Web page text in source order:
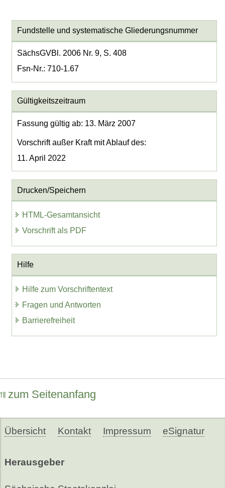
Fundstelle und systematische Gliederungsnummer
SächsGVBl. 2006 Nr. 9, S. 408
Fsn-Nr.: 710-1.67
Gültigkeitszeitraum
Fassung gültig ab: 13. März 2007
Vorschrift außer Kraft mit Ablauf des:
11. April 2022
Drucken/Speichern
HTML-Gesamtansicht
Vorschrift als PDF
Hilfe
Hilfe zum Vorschriftentext
Fragen und Antworten
Barrierefreiheit
zum Seitenanfang
Übersicht Kontakt Impressum eSignatur
Herausgeber